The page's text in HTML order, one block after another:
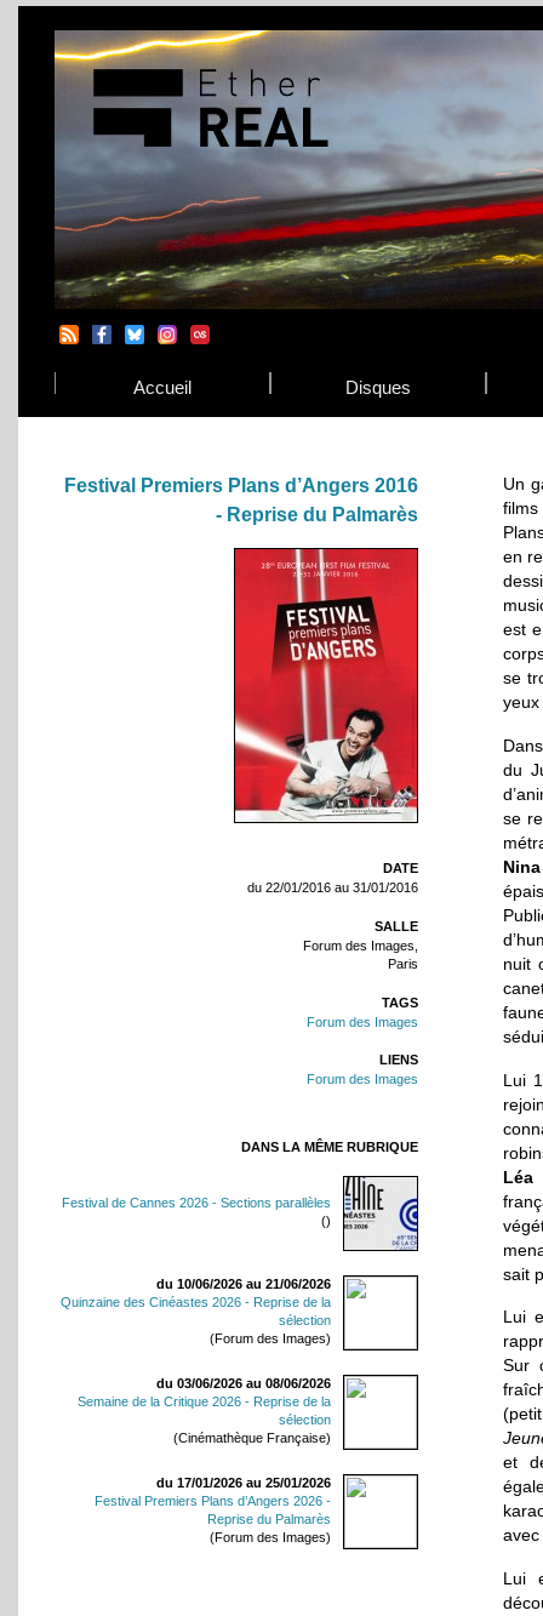
Accueil Disques
Festival Premiers Plans d’Angers 2016
- Reprise du Palmarès
DATE
du 22/01/2016 au 31/01/2016
SALLE
Forum des Images,
Paris
TAGS
Forum des Images
LIENS
Forum des Images
DANS LA MÊME RUBRIQUE
Festival de Cannes 2026 - Sections parallèles
()
du 10/06/2026 au 21/06/2026
Quinzaine des Cinéastes 2026 - Reprise de la
sélection
(Forum des Images)
du 03/06/2026 au 08/06/2026
Semaine de la Critique 2026 - Reprise de la
sélection
(Cinémathèque Française)
du 17/01/2026 au 25/01/2026
Festival Premiers Plans d’Angers 2026 -
Reprise du Palmarès
(Forum des Images)
Un
films
en
est
se
du
se
nuit
Lui
Léa
sait
Lui
Sur
et
Lui